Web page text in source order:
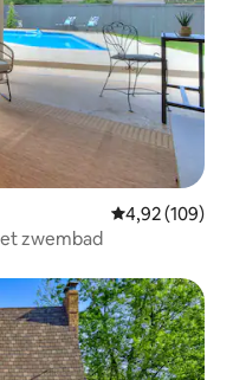
Gemiddelde
4,92 (109)
zwembad